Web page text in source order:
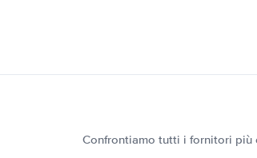
Confrontiamo tutti i fornitori più